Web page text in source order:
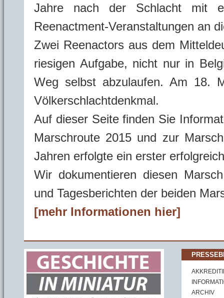
Jahre nach der Schlacht mit
Reenactment-Veranstaltungen an
Zwei Reenactors aus dem
riesigen Aufgabe, nicht nur in
Weg selbst abzulaufen. Am 18.
Völkerschlachtdenkmal.
Auf dieser Seite finden Sie
Marschroute 2015 und zur
Jahren erfolgte ein erster
Wir dokumentieren diesen
und Tagesberichten der beiden
[mehr Informationen hier]
ARCHIV